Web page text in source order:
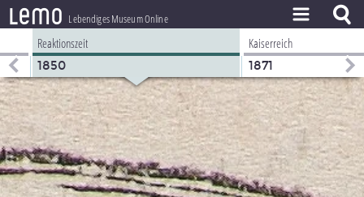
lemo Lebendiges Museum Online
ZEITSTRAHL
THEMEN
ZEITZEUGEN
BESTAND
LERNEN
Reaktionszeit
1850
Kaiserreich
1871